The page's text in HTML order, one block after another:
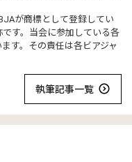
が商標として登録してい
す。当会に参加している各
す。その責任は各ビアジャ
執筆記事一覧